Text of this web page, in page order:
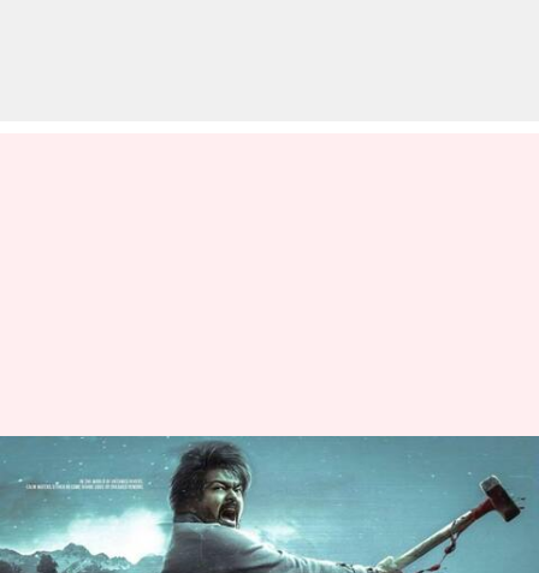
విజయ్ లియో ఫస్ట్ లుక్: సుత్తి
పట్టుకుని విలన్ల మీదకు పరుగెడుతున్న
విజయ్